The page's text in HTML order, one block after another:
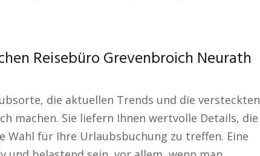
Reisebüro Grevenbroich Neurath
die aktuellen Trends und die versteckten
machen. Sie liefern Ihnen wertvolle Details, die
für Ihre Urlaubsbuchung zu treffen. Eine